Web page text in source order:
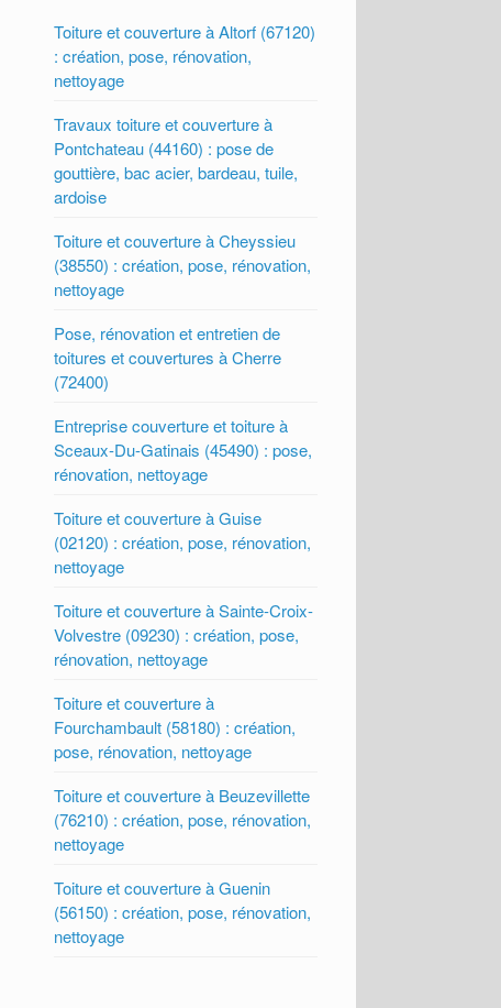
Toiture et couverture à Altorf (67120)
: création, pose, rénovation,
nettoyage
Travaux toiture et couverture à
Pontchateau (44160) : pose de
gouttière, bac acier, bardeau, tuile,
ardoise
Toiture et couverture à Cheyssieu
(38550) : création, pose, rénovation,
nettoyage
Pose, rénovation et entretien de
toitures et couvertures à Cherre
(72400)
Entreprise couverture et toiture à
Sceaux-Du-Gatinais (45490) : pose,
rénovation, nettoyage
Toiture et couverture à Guise
(02120) : création, pose, rénovation,
nettoyage
Toiture et couverture à Sainte-Croix-
Volvestre (09230) : création, pose,
rénovation, nettoyage
Toiture et couverture à
Fourchambault (58180) : création,
pose, rénovation, nettoyage
Toiture et couverture à Beuzevillette
(76210) : création, pose, rénovation,
nettoyage
Toiture et couverture à Guenin
(56150) : création, pose, rénovation,
nettoyage